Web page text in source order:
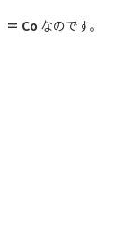
Co なのです。